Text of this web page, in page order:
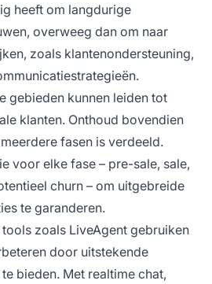
heeft om langdurige
overweeg dan om naar
zoals klantenondersteuning,
gebieden kunnen leiden tot
klanten. Onthoud bovendien
fasen is verdeeld.
voor elke fase – pre-sale, sale,
churn – om uitgebreide
te garanderen.
zoals LiveAgent gebruiken
door uitstekende
bieden. Met realtime chat,